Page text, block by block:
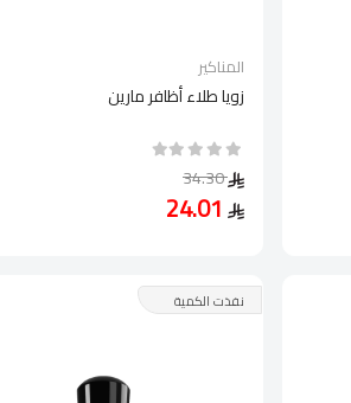
المناكير
زويا طلاء أظافر مارين
34.30
24.01
نفذت الكمية